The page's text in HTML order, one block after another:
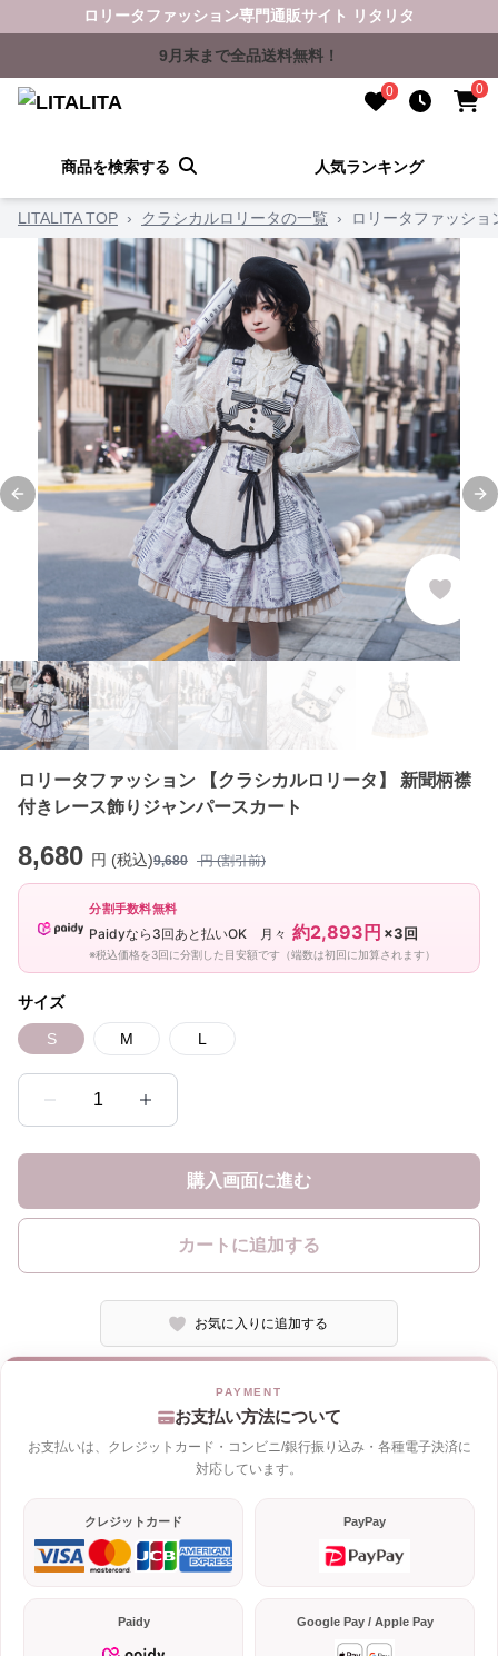
ロリータファッション専門通販サイト リタリタ
9月末まで全品送料無料！
0 0
商品を検索する 人気ランキング
LITALITA TOP › クラシカルロリータの一覧 › ロリータファッシ
Previous slide
ロリータファッション 【クラシカルロリータ】 新聞柄襟
付きレース飾りジャンパースカート
8,680 円 (税込)9,680 円 (割引前)
分割手数料無料
Paidyなら3回あと払いOK 月々 約2,893円 ×3回
※税込価格を3回に分割した目安額です（端数は初回に加算されます）
サイズ
S M L
1
購入画面に進む
カートに追加する
お気に入りに追加する
お支払い方法について
お支払いは、クレジットカード・コンビニ/銀行振り込み・各種電子決済に
対応しています。
クレジットカード PayPay
Paidy Google Pay / Apple Pay